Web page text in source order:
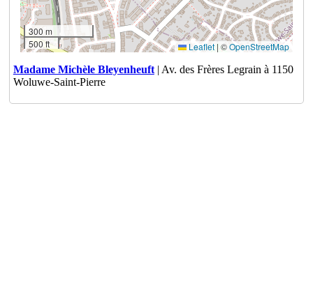
300 m
500 ft
Leaflet | ©OpenStreetMap
Madame Michèle Bleyenheuft| Av. des Frères Legrain à 1150
Woluwe-Saint-Pierre